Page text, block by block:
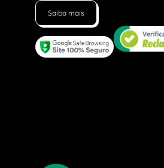
Saiba mais